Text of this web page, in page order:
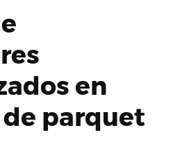
en
parquet